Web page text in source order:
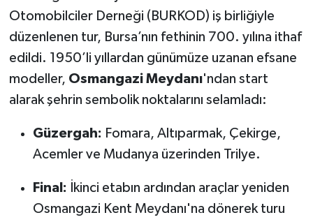
Otomobilciler Derneği (BURKOD) iş birliğiyle
düzenlenen tur, Bursa’nın fethinin 700. yılına ithaf
edildi. 1950’li yıllardan günümüze uzanan efsane
modeller, Osmangazi Meydanı'ndan start
alarak şehrin sembolik noktalarını selamladı:
Güzergah: Fomara, Altıparmak, Çekirge,
Acemler ve Mudanya üzerinden Trilye.
Final: İkinci etabın ardından araçlar yeniden
Osmangazi Kent Meydanı'na dönerek turu